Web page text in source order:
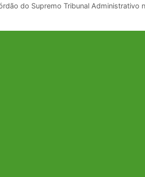
do Supremo Tribunal Administrativo